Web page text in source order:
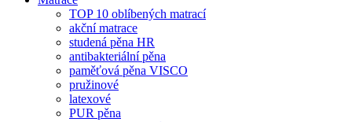
TOP 10 oblíbených matrací
akční matrace
studená pěna HR
antibakteriální pěna
paměťová pěna VISCO
pružinové
latexové
PUR pěna